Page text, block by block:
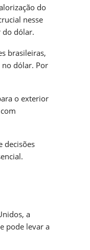
do
nesse
do dólar.
brasileiras,
no dólar. Por
o exterior
decisões
a
pode levar a